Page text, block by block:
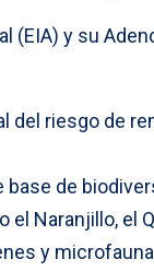
(EIA) y su
del riesgo de
base de
Naranjillo, el
y